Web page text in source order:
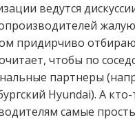
ведутся
придирчиво
чтобы по
партнеры
Hyundai). А
самые